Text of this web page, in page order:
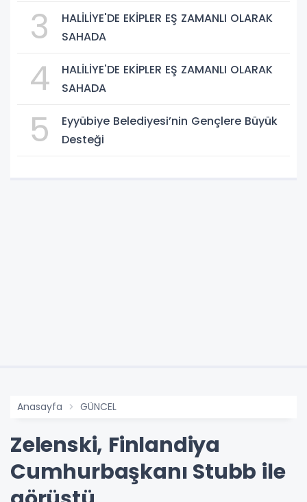
3
HALİLİYE'DE EKİPLER EŞ ZAMANLI OLARAK
SAHADA
4
HALİLİYE'DE EKİPLER EŞ ZAMANLI OLARAK
SAHADA
5
Eyyübiye Belediyesi’nin Gençlere Büyük
Desteği
Anasayfa GÜNCEL
Zelenski, Finlandiya
Cumhurbaşkanı Stubb ile